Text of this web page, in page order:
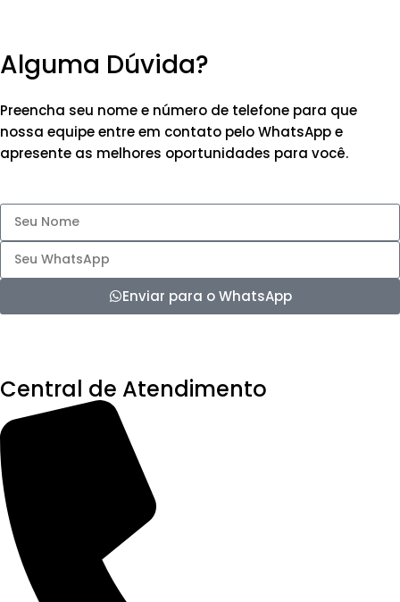
Alguma Dúvida?
Preencha seu nome e número de telefone para que
nossa equipe entre em contato pelo WhatsApp e
apresente as melhores oportunidades para você.
Enviar para o WhatsApp
Central de Atendimento